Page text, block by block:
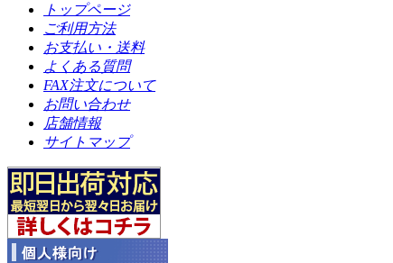
トップページ
ご利用方法
お支払い・送料
よくある質問
FAX注文について
お問い合わせ
店舗情報
サイトマップ